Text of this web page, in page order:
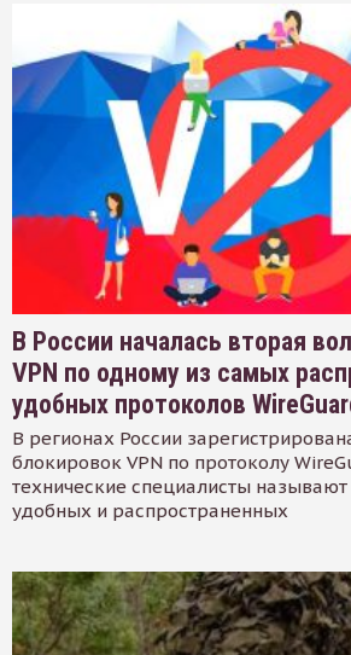
В России началась вторая
VPN по одному из самых
удобных протоколов
В регионах России
блокировок VPN по протоколу
технические специалисты
удобных и распространенных